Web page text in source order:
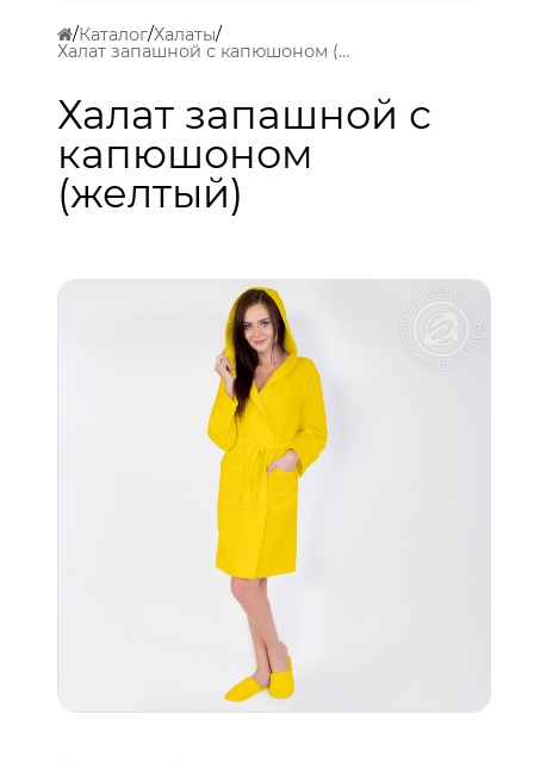
Каталог Халаты
Халат запашной с капюшоном (желтый)
Халат запашной с
капюшоном
(желтый)